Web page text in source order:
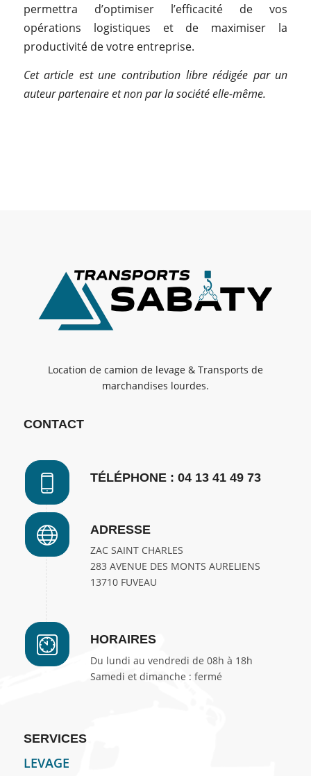
permettra d’optimiser l’efficacité de vos
opérations logistiques et de maximiser la
productivité de votre entreprise.
Cet article est une contribution libre rédigée par un
auteur partenaire et non par la société elle-même.
Location de camion de levage & Transports de
marchandises lourdes.
CONTACT
TÉLÉPHONE : 04 13 41 49 73
ADRESSE
ZAC SAINT CHARLES
283 AVENUE DES MONTS AURELIENS
13710 FUVEAU
HORAIRES
Du lundi au vendredi de 08h à 18h
Samedi et dimanche : fermé
SERVICES
LEVAGE